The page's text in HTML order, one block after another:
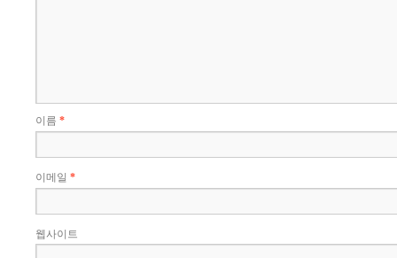
이름 *
이메일 *
웹사이트